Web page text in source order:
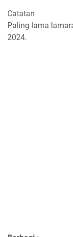
Catatan
Paling lama
2024.